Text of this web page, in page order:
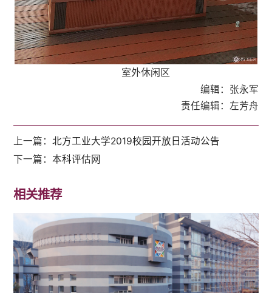
室外休闲区
编辑：张永军
责任编辑：左芳舟
上一篇：北方工业大学2019校园开放日活动公告
下一篇：本科评估网
相关推荐